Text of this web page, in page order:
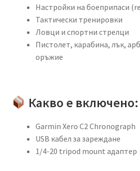
Настройки на боеприпаси
Тактически тренировки
Ловци и спортни стрелци
Пистолет, карабина, лък,
оръжие
Какво е включено:
Garmin Xero C2 Chronograph
USB кабел за зареждане
1/4-20 tripod mount адаптер